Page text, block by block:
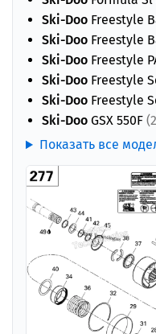
Ski-Doo Freestyle
Ski-Doo Freestyle
Ski-Doo Freestyle
Ski-Doo Freestyle
Ski-Doo Freestyle
Ski-Doo GSX 550F
Показать все